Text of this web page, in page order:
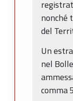
nonché
del
Un
nel
comma